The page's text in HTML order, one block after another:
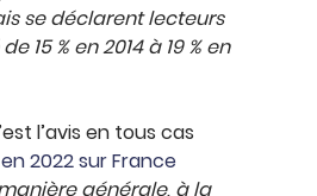
se déclarent lecteurs
15 % en 2014 à 19 % en
l’avis en tous cas
2022 sur France
générale, à la